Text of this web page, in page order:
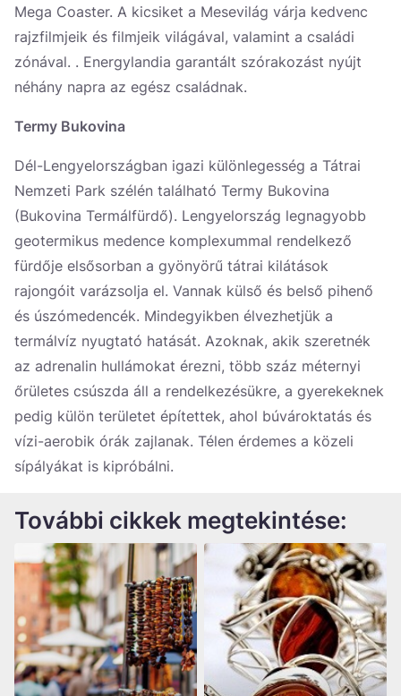
Mega Coaster. A kicsiket a Mesevilág várja kedvenc
rajzfilmjeik és filmjeik világával, valamint a családi
zónával. . Energylandia garantált szórakozást nyújt
néhány napra az egész családnak.
Termy Bukovina
Dél-Lengyelországban igazi különlegesség a Tátrai
Nemzeti Park szélén található Termy Bukovina
(Bukovina Termálfürdő). Lengyelország legnagyobb
geotermikus medence komplexummal rendelkező
fürdője elsősorban a gyönyörű tátrai kilátások
rajongóit varázsolja el. Vannak külső és belső pihenő
és úszómedencék. Mindegyikben élvezhetjük a
termálvíz nyugtató hatását. Azoknak, akik szeretnék
az adrenalin hullámokat érezni, több száz méternyi
őrületes csúszda áll a rendelkezésükre, a gyerekeknek
pedig külön területet építettek, ahol búvároktatás és
vízi-aerobik órák zajlanak. Télen érdemes a közeli
sípályákat is kipróbálni.
További cikkek megtekintése: